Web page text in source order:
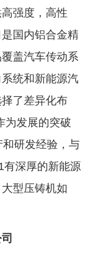
强度，高性
国内铝合金精
盖汽车传动系
统和新能源汽
了差异化布
为发展的突破
研发经验，与
有深厚的新能源
型压铸机如